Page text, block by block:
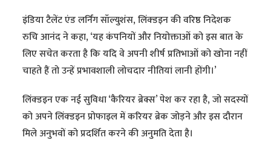
इंडिया टैलेंट एंड लर्निंग सॉल्युशंस, लिंक्डइन की वरिष्ठ निदेशक
रुचि आनंद ने कहा, ‘यह कंपनियों और नियोक्ताओं को इस बात के
लिए सचेत करता है कि यदि वे अपनी शीर्ष प्रतिभाओं को खोना नहीं
चाहते हैं तो उन्हें प्रभावशाली लोचदार नीतियां लानी होंगी।’
लिंक्डइन एक नई सुविधा ‘कैरियर ब्रेक्स’ पेश कर रहा है, जो सदस्यों
को अपने लिंक्डइन प्रोफाइल में करियर ब्रेक जोड़ने और इस दौरान
मिले अनुभवों को प्रदर्शित करने की अनुमति देता है।